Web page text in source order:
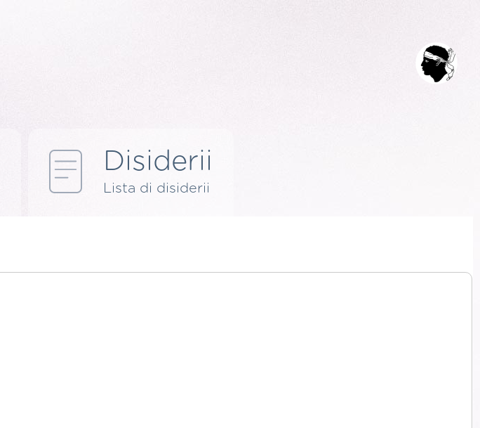
Disiderii
Lista di disiderii